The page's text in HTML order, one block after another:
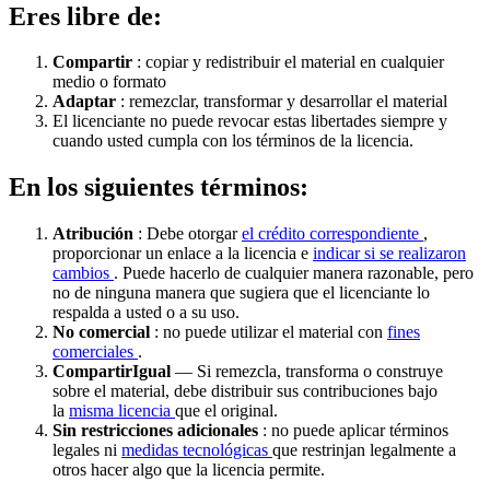
Eres libre de:
Compartir : copiar y redistribuir el material en cualquier
medio o formato
Adaptar : remezclar, transformar y desarrollar el material
El licenciante no puede revocar estas libertades siempre y
cuando usted cumpla con los términos de la licencia.
En los siguientes términos:
Atribución : Debe otorgarel crédito correspondiente ,
proporcionar un enlace a la licencia e indicar si se realizaron
cambios . Puede hacerlo de cualquier manera razonable, pero
no de ninguna manera que sugiera que el licenciante lo
respalda a usted o a su uso.
No comercial : no puede utilizar el material con fines
comerciales .
CompartirIgual — Si remezcla, transforma o construye
sobre el material, debe distribuir sus contribuciones bajo
la misma licencia que el original.
Sin restricciones adicionales : no puede aplicar términos
legales ni medidas tecnológicas que restrinjan legalmente a
otros hacer algo que la licencia permite.